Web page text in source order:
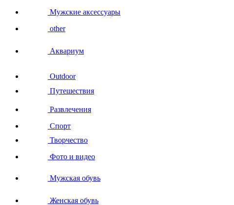
Мужские аксессуары
other
Аквариум
Outdoor
Путешествия
Развлечения
Спорт
Творчество
Фото и видео
Мужская обувь
Женская обувь